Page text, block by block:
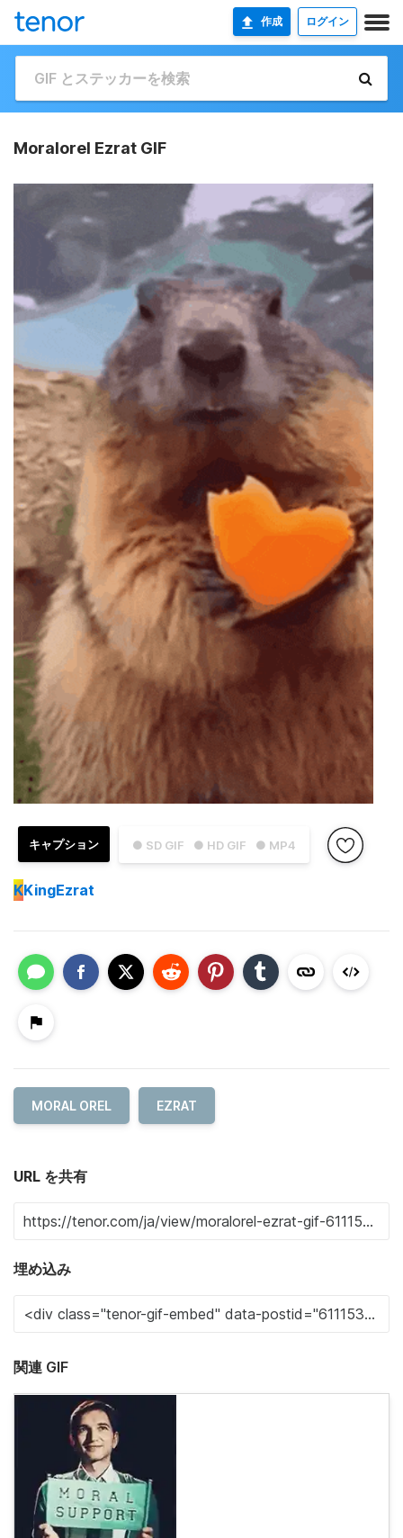
作成 ログイン
Moralorel Ezrat GIF
● SD GIF ● HD GIF ● MP4
キャプション
KKingEzrat
MORAL OREL EZRAT
URL を共有
埋め込み
関連 GIF